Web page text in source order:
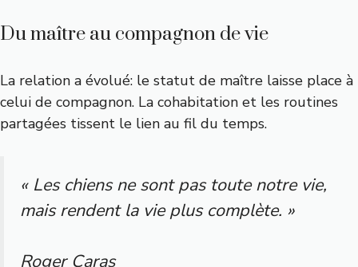
Du maître au compagnon de vie
La relation a évolué: le statut de maître laisse place à
celui de compagnon. La cohabitation et les routines
partagées tissent le lien au fil du temps.
« Les chiens ne sont pas toute notre vie,
mais rendent la vie plus complète. »
Roger Caras